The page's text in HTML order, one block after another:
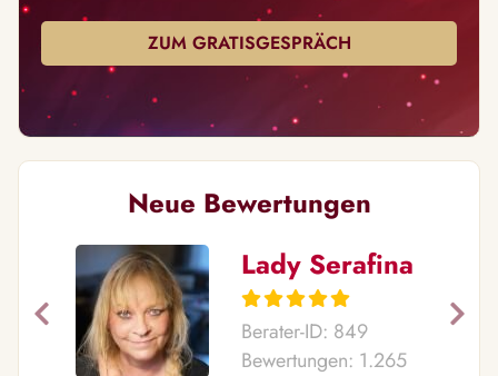
ZUM GRATISGESPRÄCH
Neue Bewertungen
Lady Serafina
Berater-ID: 849
Bewertungen: 1.265